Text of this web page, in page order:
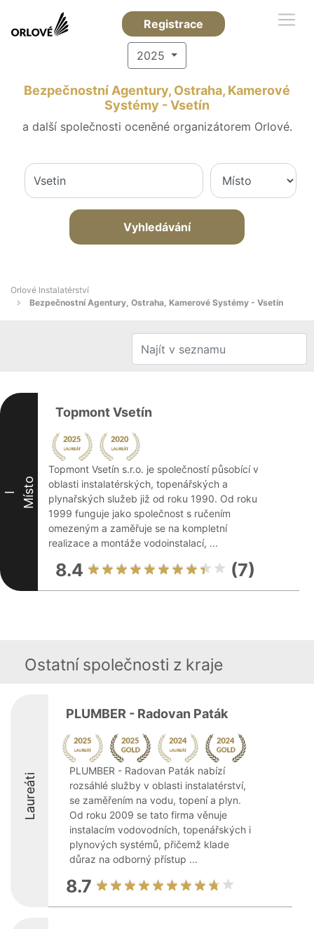
Registrace
2025
Bezpečnostní Agentury, Ostraha, Kamerové
Systémy - Vsetín
a další společnosti oceněné organizátorem Orlové.
Vyhledávání
Orlové Instalatérství
Bezpečnostní Agentury, Ostraha, Kamerové Systémy - Vsetín
I Místo
Topmont Vsetín
Topmont Vsetín s.r.o. je společností působící v
oblasti instalatérských, topenářských a
plynařských služeb již od roku 1990. Od roku
1999 funguje jako společnost s ručením
omezeným a zaměřuje se na kompletní
realizace a montáže vodoinstalací, ...
8.4 (7)
Ostatní společnosti z kraje
Laureáti
PLUMBER - Radovan Paták
PLUMBER - Radovan Paták nabízí
rozsáhlé služby v oblasti instalatérství,
se zaměřením na vodu, topení a plyn.
Od roku 2009 se tato firma věnuje
instalacím vodovodních, topenářských i
plynových systémů, přičemž klade
důraz na odborný přístup ...
8.7